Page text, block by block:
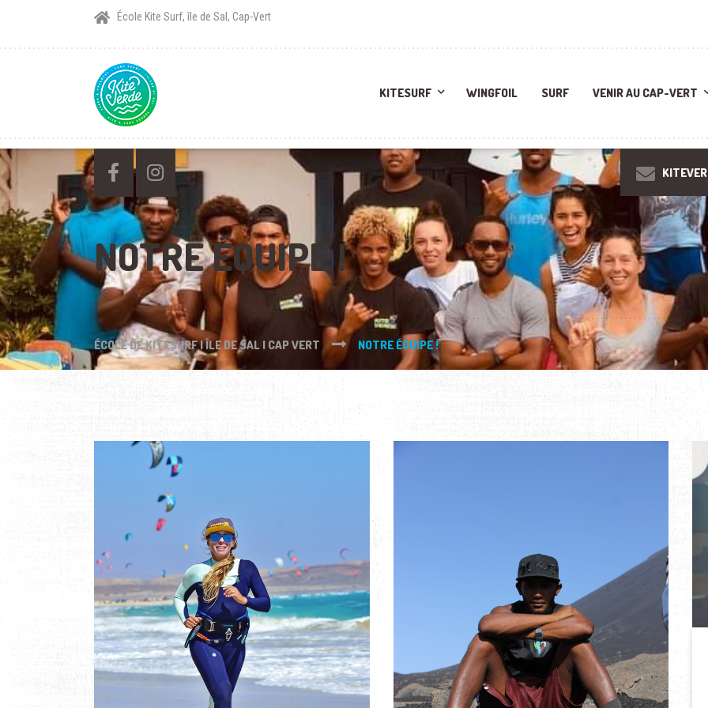
École Kite Surf, île de Sal, Cap-Vert
KITESURF WINGFOIL SURF VENIR AU CAP-VERT
NOTRE ÉQUIPE !
ÉCOLE DE KITESURF | ÎLE DE SAL | CAP VERT NOTRE ÉQUIPE !